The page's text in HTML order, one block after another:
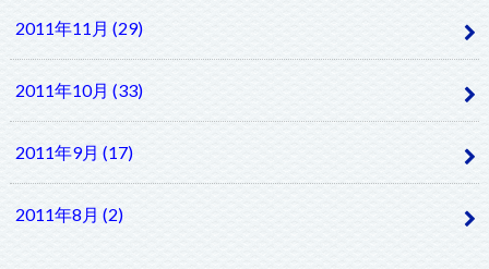
2011年11月 (29)
2011年10月 (33)
2011年9月 (17)
2011年8月 (2)